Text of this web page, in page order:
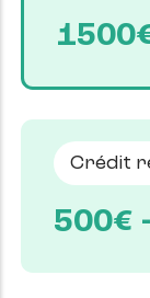
Crédit
500€